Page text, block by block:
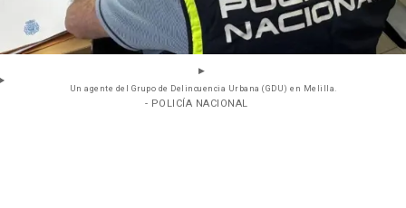
Un agente del Grupo de Delincuencia Urbana (GDU) en Melilla.
- POLICÍA NACIONAL